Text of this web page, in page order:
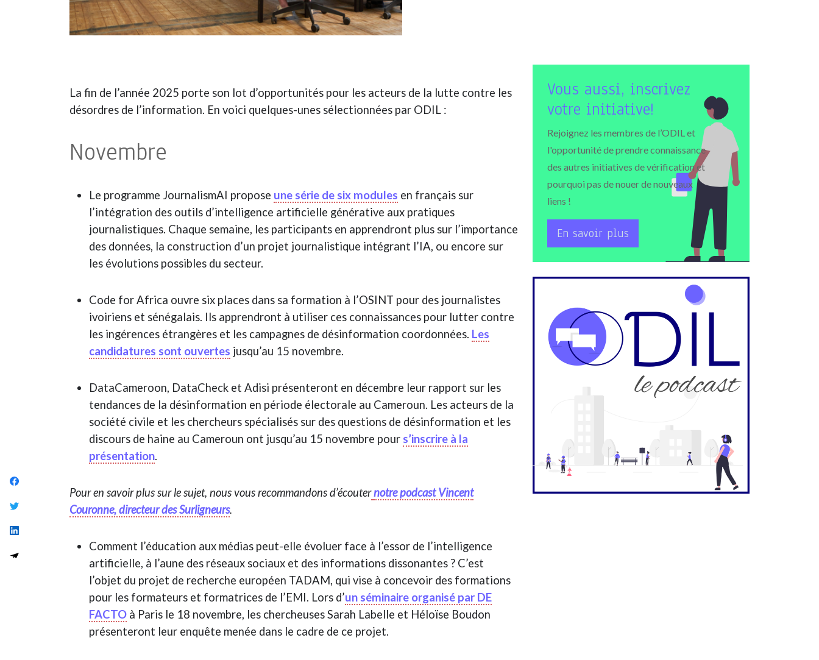
La fin de l’année 2025 porte son lot d’opportunités pour les acteurs de la lutte contre les
désordres de l’information. En voici quelques-unes sélectionnées par ODIL :
Novembre
Le programme JournalismAI propose une série de six modules en français sur
l’intégration des outils d’intelligence artificielle générative aux pratiques
journalistiques. Chaque semaine, les participants en apprendront plus sur l’importance
des données, la construction d’un projet journalistique intégrant l’IA, ou encore sur
les évolutions possibles du secteur.
Code for Africa ouvre six places dans sa formation à l’OSINT pour des journalistes
ivoiriens et sénégalais. Ils apprendront à utiliser ces connaissances pour lutter contre
les ingérences étrangères et les campagnes de désinformation coordonnées. Les
candidatures sont ouvertes jusqu’au 15 novembre.
DataCameroon, DataCheck et Adisi présenteront en décembre leur rapport sur les
tendances de la désinformation en période électorale au Cameroun. Les acteurs de la
société civile et les chercheurs spécialisés sur des questions de désinformation et les
discours de haine au Cameroun ont jusqu’au 15 novembre pour s’inscrire à la
présentation.
Pour en savoir plus sur le sujet, nous vous recommandons d’écouternotre podcast Vincent
Couronne, directeur des Surligneurs.
Comment l’éducation aux médias peut-elle évoluer face à l’essor de l’intelligence
artificielle, à l’aune des réseaux sociaux et des informations dissonantes ? C’est
l’objet du projet de recherche européen TADAM, qui vise à concevoir des formations
pour les formateurs et formatrices de l’EMI. Lors d’un séminaire organisé par DE
FACTO à Paris le 18 novembre, les chercheuses Sarah Labelle et Héloïse Boudon
présenteront leur enquête menée dans le cadre de ce projet.
Vous aussi, inscrivez
votre initiative!
Rejoignez les membres de l’ODIL et
l'opportunité de prendre connaissance
des autres initiatives de vérification et
pourquoi pas de nouer de nouveaux
liens !
En savoir plus